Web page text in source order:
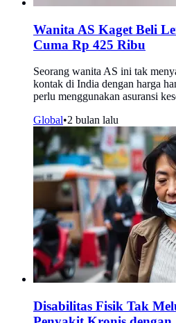
Wanita AS Kaget Beli
Cuma Rp 425 Ribu
Seorang wanita AS ini tak
kontak di India dengan harga
perlu menggunakan asuransi
Global•2 bulan lalu
Disabilitas Fisik Tak